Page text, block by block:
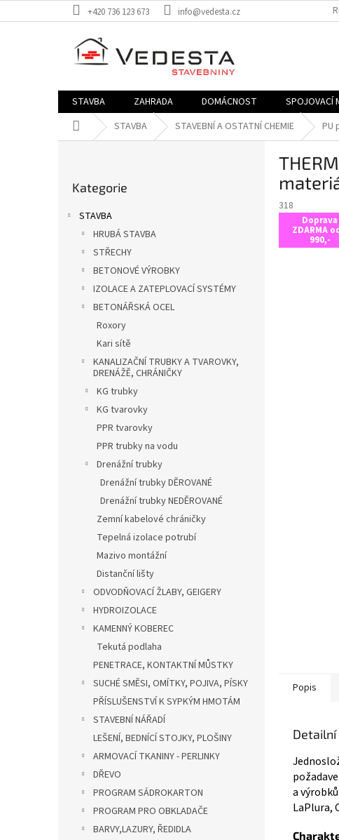
na
+420 736 123 673 info@vedesta.cz
STAVBA ZAHRADA DOMÁCNOST SPOJOVACÍ
Domů STAVBA STAVEBNÍ A OSTATNÍ CHEMIE PU
kategorie
Kategorie
STAVBA
HRUBÁ STAVBA
STŘECHY
BETONOVÉ VÝROBKY
IZOLACE A ZATEPLOVACÍ SYSTÉMY
BETONÁŘSKÁ OCEL
Roxory
Kari sítě
KANALIZAČNÍ TRUBKY A TVAROVKY,
DRENÁŽĚ, CHRÁNIČKY
KG trubky
KG tvarovky
PPR tvarovky
PPR trubky na vodu
Drenážní trubky
Drenážní trubky DĚROVANÉ
Drenážní trubky NEDĚROVANÉ
Zemní kabelové chráničky
Tepelná izolace potrubí
Mazivo montážní
Distanční lišty
ODVODŇOVACÍ ŽLABY, GEIGERY
HYDROIZOLACE
KAMENNÝ KOBEREC
Tekutá podlaha
PENETRACE, KONTAKTNÍ MŮSTKY
SUCHÉ SMĚSI, OMÍTKY, POJIVA, PÍSKY
PŘÍSLUŠENSTVÍ K SYPKÝM HMOTÁM
STAVEBNÍ NÁŘADÍ
LEŠENÍ, BEDNÍCÍ STOJKY, PLOŠINY
ARMOVACÍ TKANINY - PERLINKY
DŘEVO
PROGRAM SÁDROKARTON
PROGRAM PRO OBKLADAČE
BARVY,LAZURY, ŘEDIDLA
318
Doprava
ZDARMA
990,-
Popis
a
LaPlura,